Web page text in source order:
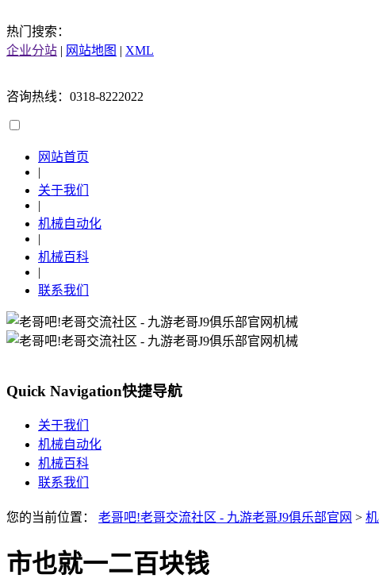
热门搜索：
企业分站 | 网站地图 | XML
咨询热线：0318-8222022
网站首页
|
关于我们
|
机械自动化
|
机械百科
|
联系我们
Quick Navigation快捷导航
关于我们
机械自动化
机械百科
联系我们
您的当前位置： 老哥吧!老哥交流社区 - 九游老哥J9俱乐部官网 >
市也就一二百块钱